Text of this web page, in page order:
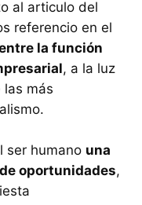
al articulo del
referencio en el
la función
, a la luz
las más
ser humano una
oportunidades,